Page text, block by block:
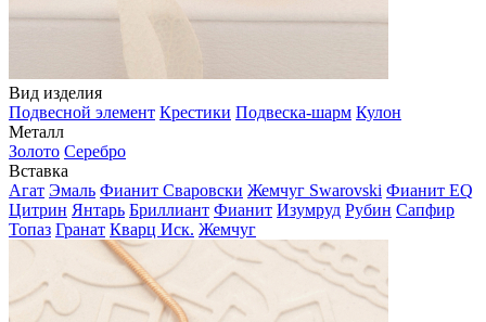
Вид изделия
Подвесной элемент Крестики Подвеска-шарм Кулон
Металл
Золото Серебро
Вставка
Агат Эмаль Фианит Сваровски Жемчуг Swarovski Фианит EQ
Цитрин Янтарь Бриллиант Фианит Изумруд Рубин Сапфир
Топаз Гранат Кварц Иск. Жемчуг